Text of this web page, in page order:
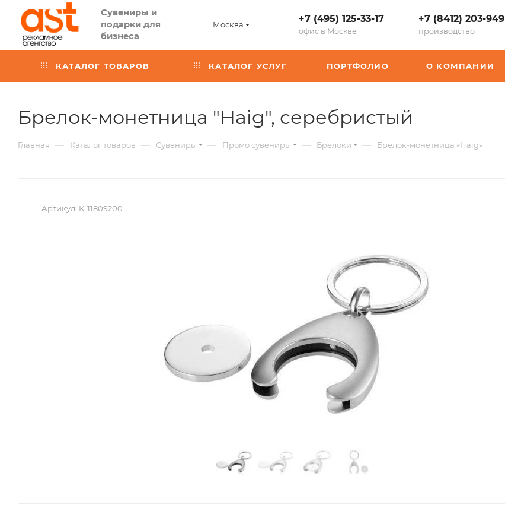
Сувениры и
подарки для
бизнеса
Москва +7 (495) 125-33-17
офис в Москве
+7 (8412) 203-949
производство
КАТАЛОГ ТОВАРОВ КАТАЛОГ УСЛУГ ПОРТФОЛИО О КОМПАНИИ
Брелок-монетница "Haig", серебристый
арт.:
Главная — Каталог товаров — Сувениры — Промо сувениры — Брелоки — Брелок-монетница «Haig»
Артикул: K-11809200